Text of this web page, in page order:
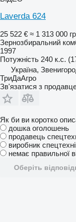
Laverda 624
25 522 € ≈ 1 313 000
Зернозбиральний
1997
Потужність 240 к.с.
Україна,
ТриДаАгро
Зв'язатися з
Як би ви коротко
дошка оголошень
продавець
виробник
немає правильної
Оберіть